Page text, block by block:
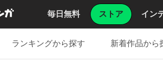
毎日無料 ストア イン
ランキングから探す 新着作品から